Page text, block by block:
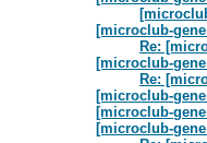
[microclub-
Re:
[microclub-
Re:
[microclub-
[microclub-
[microclub-